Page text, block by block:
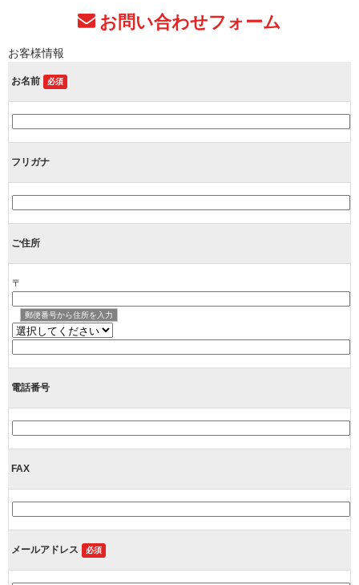
お問い合わせフォーム
お客様情報
お名前 必須
フリガナ
ご住所
〒
郵便番号から住所を入力
電話番号
FAX
メールアドレス 必須